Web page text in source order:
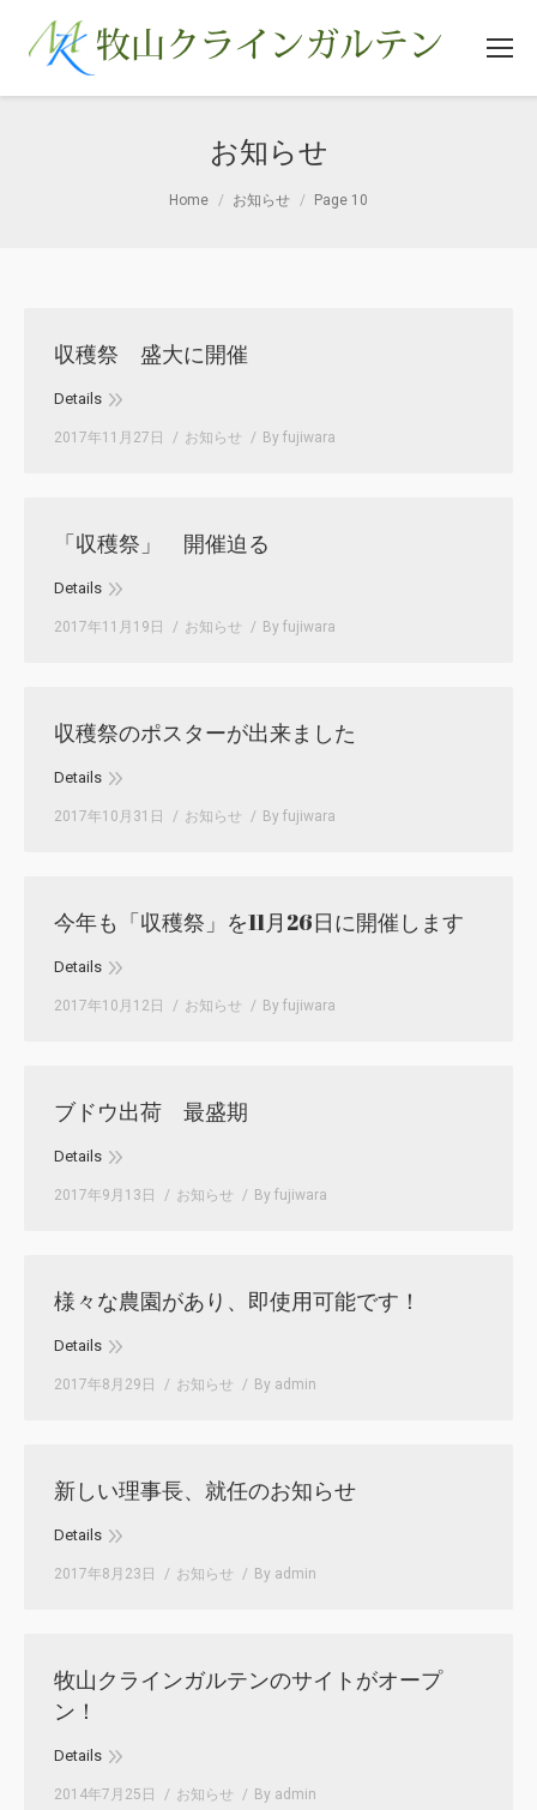
お知らせ
Home お知らせ Page 10
収穫祭 盛大に開催
Details
2017年11月27日 お知らせ By fujiwara
「収穫祭」 開催迫る
Details
2017年11月19日 お知らせ By fujiwara
収穫祭のポスターが出来ました
Details
2017年10月31日 お知らせ By fujiwara
今年も「収穫祭」を11月26日に開催します
Details
2017年10月12日 お知らせ By fujiwara
ブドウ出荷 最盛期
Details
2017年9月13日 お知らせ By fujiwara
様々な農園があり、即使用可能です！
Details
2017年8月29日 お知らせ By admin
新しい理事長、就任のお知らせ
Details
2017年8月23日 お知らせ By admin
牧山クラインガルテンのサイトがオープ
ン！
Details
2014年7月25日 お知らせ By admin